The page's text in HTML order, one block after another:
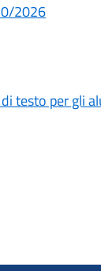
2026
testo per gli